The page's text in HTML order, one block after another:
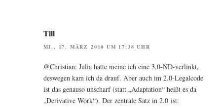
Till
MI., 17. MÄRZ 2010 UM 17:38 UHR
@Christian: Julia hat­te mei­ne ich eine 3.0‑ND-verlinkt,
des­we­gen kam ich da drauf. Aber auch im 2.0‑Legalcode
ist das genau­so unscharf (statt „Adapt­a­ti­on“ heißt es da
„Deri­va­ti­ve Work“). Der zen­tra­le Satz in 2.0 ist: